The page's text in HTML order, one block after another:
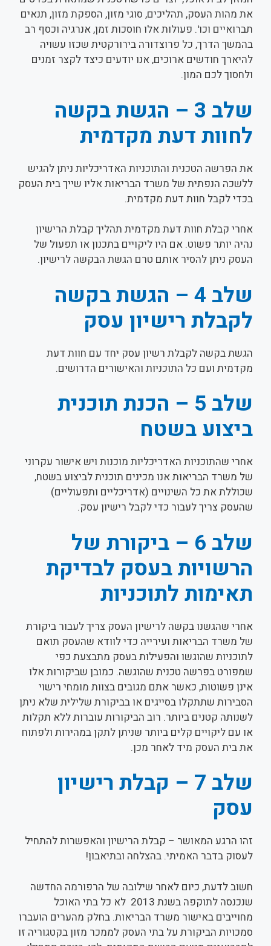
את מהות העסק, תהליכים, סוגי מזון, הספקת מזון, תנאים
תברואיים וכו'. פעולות אלו חוסכות זמן, אנרגיה וכסף רב
בהמשך הדרך, כל פרוצדורה בירורקטית שכזו עשויה
להיארך חודשים ארוכים, אנו יודעים כיצד לקצר זמנים
ולחסוך לכם המון.
שלב 3 – הגשת בקשה
לחוות דעת מקדמית
את הפרשה הטכנית והתוכניות האדריכליות ניתן להגיש
ללשכה הנפתית של משרד הבריאות אליו שייך בית העסק
בכדי לקבל חוות דעת מקדמית.
אחרי קבלת חוות דעת מקדמית תהליך קבלת הרישיון
נהיה יותר פשוט. אם היו ליקויים בתכנון או תפעול של
העסק ניתן להסיר אותם טרם הגשת הבקשה לרישיון.
שלב 4 – הגשת בקשה
לקבלת רישיון עסק
הגשת בקשה לקבלת רשיון עסק יחד עם חוות דעת
מקדמית ועם כל התוכניות והאישורים הדרושים.
שלב 5 – הכנת תוכנית
ביצוע בשטח
אחרי שהתוכניות האדריכליות מוכנות ויש אישור עקרוני
של משרד הבריאות אנו מכינים תוכנית לביצוע בשטח,
שכוללת את כל השינויים (אדריכליים ותפעוליים)
שהעסק צריך לעבור כדי לקבל רישיון עסק.
שלב 6 – ביקורת של
הרשויות בעסק לבדיקת
תאימות לתוכניות
אחרי שהגשנו בקשה לרישיון העסק צריך לעבור ביקורת
של משרד הבריאות ועירייה כדי לוודא שהעסק תואם
לתוכניות שהוגשו והפעילות בעסק מתבצעת כפי
שמפורט בפרשה טכנית שהוגשה. כמובן שביקורות אלו
אינן פשוטות, כאשר אתם מגובים בצוות מומחי רישוי
הסבירות שתתקלו בסייגים או בביקורת שלילית שלא ניתן
לשנותה קטנים ביותר. רוב הביקורות עוברות ללא תקלות
או עם ליקויים קלים ביותר שניתן לתקן במהירות ולפתוח
את בית העסק מיד לאחר מכן.
שלב 7 – קבלת רישיון
עסק
זהו הרגע המאושר – קבלת הרישיון והאפשרות להתחיל
לעסוק בדבר האמיתי. בהצלחה ובתיאבון!
חשוב לדעת, כיום לאחר שילובה של הרפורמה החדשה
שנכנסה לתוקפה בשנת 2013 לא כל בתי האוכל
מחוייבים באישור משרד הבריאות. בחלק מהערים הועברו
סמכויות הביקורת על בתי העסק לממכר מזון בקטגוריה זו